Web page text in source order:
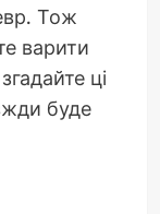
Тож
варити
ці
буде